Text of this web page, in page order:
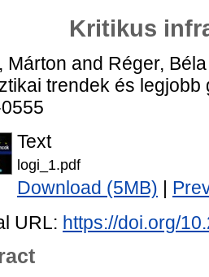
Kritikus
Márton and Réger, Béla
trendek és legjobb
Text
logi_1.pdf
Download (5MB)
URL: https://doi.org/